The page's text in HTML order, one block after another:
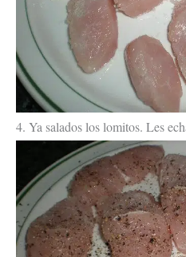
4. Ya salados los lomitos. Les